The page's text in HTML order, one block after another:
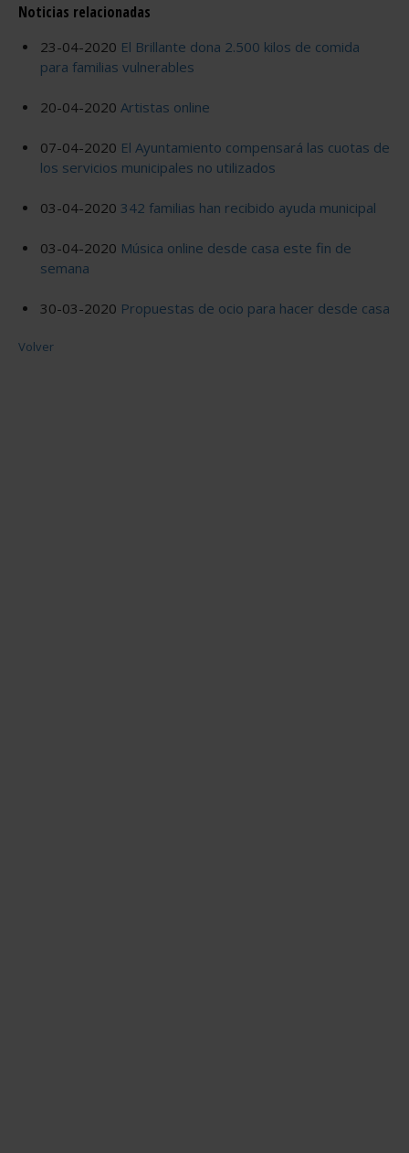
Noticias relacionadas
23-04-2020 El Brillante dona 2.500 kilos de comida
para familias vulnerables
20-04-2020 Artistas online
07-04-2020 El Ayuntamiento compensará las cuotas de
los servicios municipales no utilizados
03-04-2020 342 familias han recibido ayuda municipal
03-04-2020 Música online desde casa este fin de
semana
30-03-2020 Propuestas de ocio para hacer desde casa
Volver